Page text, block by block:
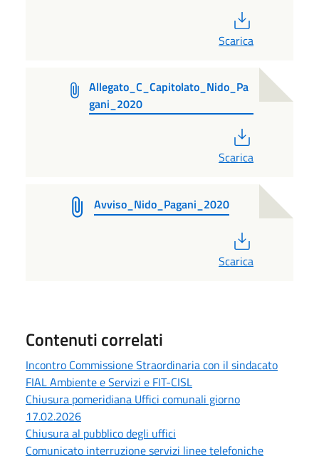
Scarica
Allegato_C_Capitolato_Nido_Pa
gani_2020
Scarica
Avviso_Nido_Pagani_2020
Scarica
Contenuti correlati
Incontro Commissione Straordinaria con il sindacato
FIAL Ambiente e Servizi e FIT-CISL
Chiusura pomeridiana Uffici comunali giorno
17.02.2026
Chiusura al pubblico degli uffici
Comunicato interruzione servizi linee telefoniche